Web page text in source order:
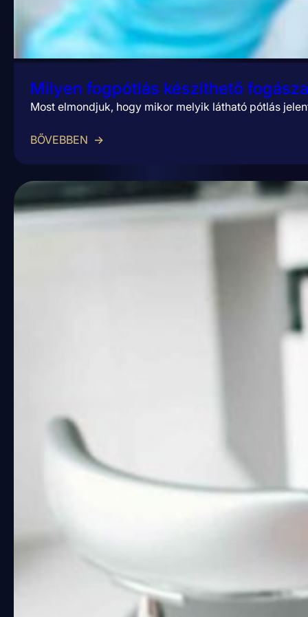
Milyen fogpótlás készíthető
Most elmondjuk, hogy mikor melyik látható pótlás
BŐVEBBEN →